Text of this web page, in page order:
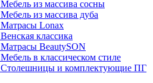
Мебель из массива сосны
Мебель из массива дуба
Матрасы Lonax
Венская классика
Матрасы BeautySON
Мебель в классическом стиле
Столешницы и комплектующие ПГ